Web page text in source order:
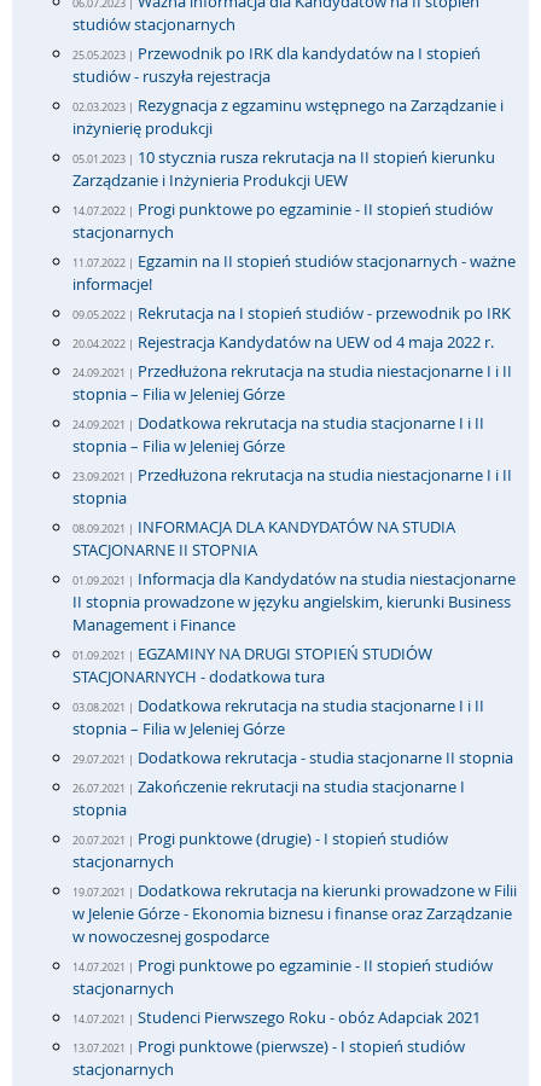
studiów stacjonarnych
25.05.2023 | Przewodnik po IRK dla kandydatów na I stopień
studiów - ruszyła rejestracja
02.03.2023 | Rezygnacja z egzaminu wstępnego na Zarządzanie i
inżynierię produkcji
05.01.2023 | 10 stycznia rusza rekrutacja na II stopień kierunku
Zarządzanie i Inżynieria Produkcji UEW
14.07.2022 | Progi punktowe po egzaminie - II stopień studiów
stacjonarnych
11.07.2022 | Egzamin na II stopień studiów stacjonarnych - ważne
informacje!
09.05.2022 | Rekrutacja na I stopień studiów - przewodnik po IRK
20.04.2022 | Rejestracja Kandydatów na UEW od 4 maja 2022 r.
24.09.2021 | Przedłużona rekrutacja na studia niestacjonarne I i II
stopnia – Filia w Jeleniej Górze
24.09.2021 | Dodatkowa rekrutacja na studia stacjonarne I i II
stopnia – Filia w Jeleniej Górze
23.09.2021 | Przedłużona rekrutacja na studia niestacjonarne I i II
stopnia
08.09.2021 | INFORMACJA DLA KANDYDATÓW NA STUDIA
STACJONARNE II STOPNIA
01.09.2021 | Informacja dla Kandydatów na studia niestacjonarne
II stopnia prowadzone w języku angielskim, kierunki Business
Management i Finance
01.09.2021 | EGZAMINY NA DRUGI STOPIEŃ STUDIÓW
STACJONARNYCH - dodatkowa tura
03.08.2021 | Dodatkowa rekrutacja na studia stacjonarne I i II
stopnia – Filia w Jeleniej Górze
29.07.2021 | Dodatkowa rekrutacja - studia stacjonarne II stopnia
26.07.2021 | Zakończenie rekrutacji na studia stacjonarne I
stopnia
20.07.2021 | Progi punktowe (drugie) - I stopień studiów
stacjonarnych
19.07.2021 | Dodatkowa rekrutacja na kierunki prowadzone w Filii
w Jelenie Górze - Ekonomia biznesu i finanse oraz Zarządzanie
w nowoczesnej gospodarce
14.07.2021 | Progi punktowe po egzaminie - II stopień studiów
stacjonarnych
14.07.2021 | Studenci Pierwszego Roku - obóz Adapciak 2021
13.07.2021 | Progi punktowe (pierwsze) - I stopień studiów
stacjonarnych